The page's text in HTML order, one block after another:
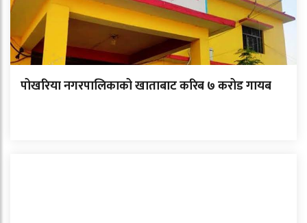
पोखरिया नगरपालिकाको खाताबाट करिब ७ करोड गायब